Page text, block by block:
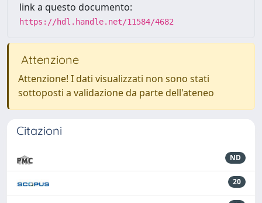
link a questo documento:
https://hdl.handle.net/11584/4682
Attenzione
Attenzione! I dati visualizzati non sono stati
sottoposti a validazione da parte dell'ateneo
Citazioni
ND
20